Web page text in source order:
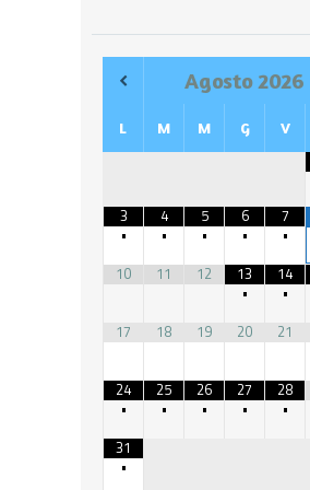
Agosto2026
L M M G V
3
•
4
•
5
•
6
•
7
•
10 11 12
13
•
14
•
17
18 19 20 21
24
•
25
•
26
•
27
•
28
•
31
•